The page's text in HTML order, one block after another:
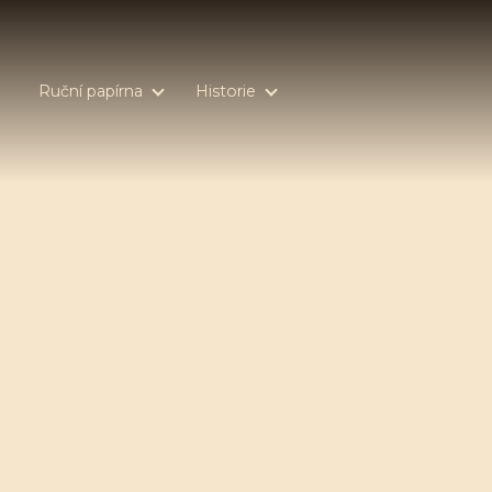
Ruční papírna Historie